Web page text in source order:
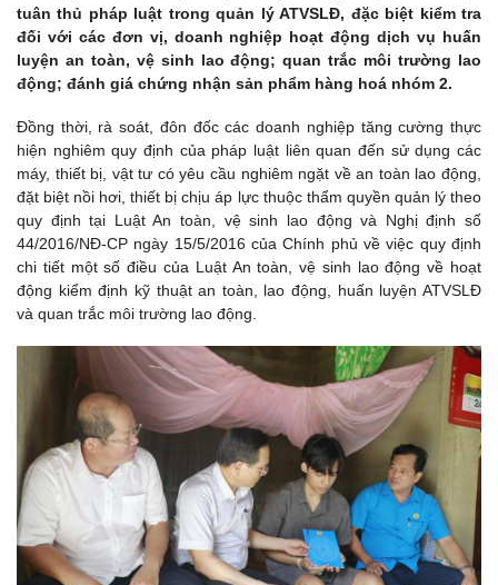
tuân thủ pháp luật trong quản lý ATVSLĐ, đặc biệt kiểm tra
đối với các đơn vị, doanh nghiệp hoạt động dịch vụ huấn
luyện an toàn, vệ sinh lao động; quan trắc môi trường lao
động; đánh giá chứng nhận sản phẩm hàng hoá nhóm 2.
Đồng thời, rà soát, đôn đốc các doanh nghiệp tăng cường thực
hiện nghiêm quy định của pháp luật liên quan đến sử dụng các
máy, thiết bị, vật tư có yêu cầu nghiêm ngặt về an toàn lao động,
đặt biệt nồi hơi, thiết bị chịu áp lực thuộc thẩm quyền quản lý theo
quy định tại Luật An toàn, vệ sinh lao động và Nghị định số
44/2016/NĐ-CP ngày 15/5/2016 của Chính phủ về việc quy định
chi tiết một số điều của Luật An toàn, vệ sinh lao động về hoạt
động kiểm định kỹ thuật an toàn, lao động, huấn luyện ATVSLĐ
và quan trắc môi trường lao động.